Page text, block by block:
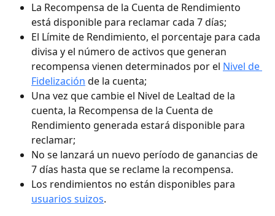
La Recompensa de la Cuenta de Rendimiento
está disponible para reclamar cada 7 días;
El Límite de Rendimiento, el porcentaje para cada
divisa y el número de activos que generan
recompensa vienen determinados por el Nivel de
Fidelización de la cuenta;
Una vez que cambie el Nivel de Lealtad de la
cuenta, la Recompensa de la Cuenta de
Rendimiento generada estará disponible para
reclamar;
No se lanzará un nuevo período de ganancias de
7 días hasta que se reclame la recompensa.
Los rendimientos no están disponibles para
usuarios suizos.